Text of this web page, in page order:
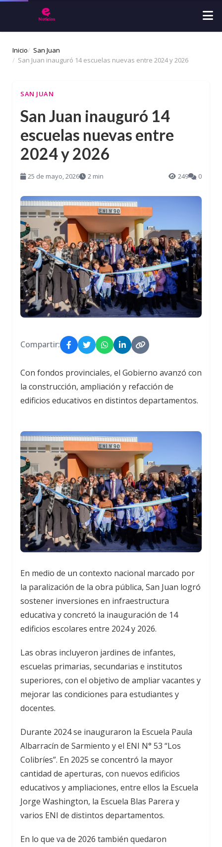
Inicio
San Juan
San Juan inauguró 14 escuelas nuevas entre 2024 y 2026
SAN JUAN
San Juan inauguró 14
escuelas nuevas entre
2024 y 2026
25 de mayo, 2026 2 min 249 0
Compartir:
Con fondos provinciales, el Gobierno avanzó con
la construcción, ampliación y refacción de
edificios educativos en distintos departamentos.
En medio de un contexto nacional marcado por
la paralización de la obra pública, San Juan logró
sostener inversiones en infraestructura
educativa y concretó la inauguración de 14
edificios escolares entre 2024 y 2026.
Las obras incluyeron jardines de infantes,
escuelas primarias, secundarias e institutos
superiores, con el objetivo de ampliar vacantes y
mejorar las condiciones para estudiantes y
docentes.
Durante 2024 se inauguraron la Escuela Paula
Albarracín de Sarmiento y el ENI N° 53 “Los
Colibríes”. En 2025 se concentró la mayor
cantidad de aperturas, con nuevos edificios
educativos y ampliaciones, entre ellos la Escuela
Jorge Washington, la Escuela Blas Parera y
varios ENI de distintos departamentos.
En lo que va de 2026 también quedaron